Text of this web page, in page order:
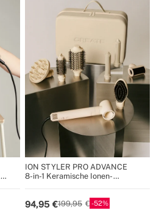
ION STYLER PRO ADVANCE
8-in-1 Keramische Ionen-
94,95 199,95 52